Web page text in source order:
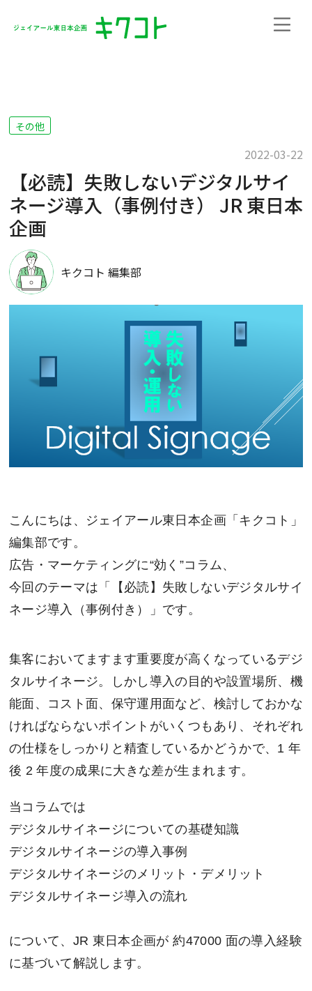
その他
2022-03-22
【必読】失敗しないデジタルサイ
ネージ導入（事例付き） JR 東日本
企画
キクコト 編集部
こんにちは、ジェイアール東日本企画「キクコト」
編集部です。
広告・マーケティングに“効く”コラム、
今回のテーマは「【必読】失敗しないデジタルサイ
ネージ導入（事例付き）」です。
集客においてますます重要度が高くなっているデジ
タルサイネージ。しかし導入の目的や設置場所、機
能面、コスト面、保守運用面など、検討しておかな
ければならないポイントがいくつもあり、それぞれ
の仕様をしっかりと精査しているかどうかで、1 年
後 2 年度の成果に大きな差が生まれます。
当コラムでは
デジタルサイネージについての基礎知識
デジタルサイネージの導入事例
デジタルサイネージのメリット・デメリット
デジタルサイネージ導入の流れ
について、JR 東日本企画が 約47000 面の導入経験
に基づいて解説します。